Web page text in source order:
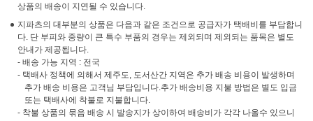
상품의 배송이 지연될 수 있습니다.
지파츠의 대부분의 상품은 다음과 같은 조건으로 공급자가 택배비를 부담합니
다. 단 부피와 중량이 큰 특수 부품의 경우는 제외되며 제외되는 품목은 별도
안내가 제공됩니다.
- 배송 가능 지역 : 전국
- 택배사 정책에 의해서 제주도, 도서산간 지역은 추가 배송 비용이 발생하며
추가 배송 비용은 고객님 부담입니다.추가 배송비용 지불 방법은 별도 입금
또는 택배사에 착불로 지불합니다.
- 착불 상품의 묶음 배송 시 발송지가 상이하여 배송비가 각각 나올수 있으니